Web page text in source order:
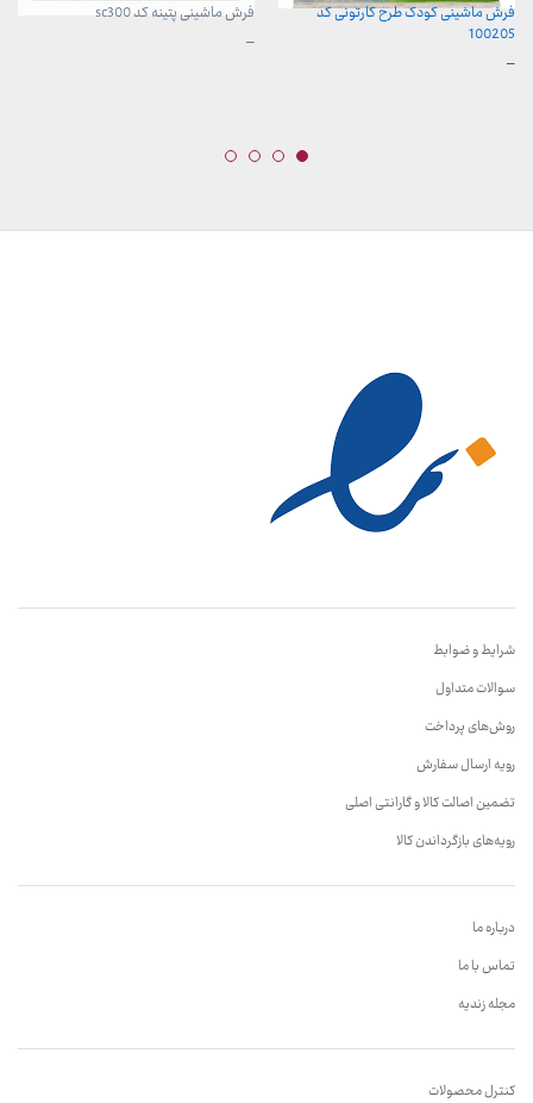
فرش ماشینی کودک طرح کارتونی کد
100205
–محدوده
فرش ماشینی پتینه کد sc300
–محدوده
شرایط و ضوابط
سوالات متداول
روش‌های پرداخت
رویه ارسال سفارش
تضمین اصالت کالا و گارانتی اصلی
رویه‌های بازگرداندن کالا
درباره ما
تماس با ما
مجله زندیه
کنترل محصولات